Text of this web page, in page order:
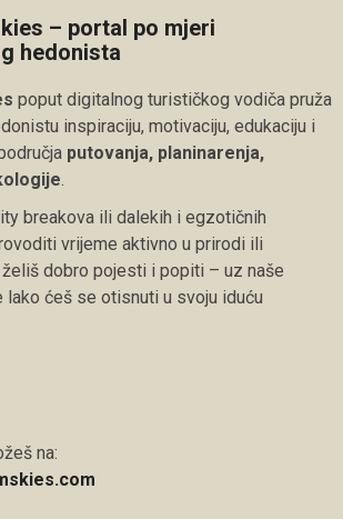
– portal po mjeri
hedonista
poput digitalnog turističkog vodiča pruža
inspiraciju, motivaciju, edukaciju i
putovanja, planinarenja,
.
breakova ili dalekih i egzotičnih
vrijeme aktivno u prirodi ili
dobro pojesti i popiti – uz naše
ćeš se otisnuti u svoju iduću
na: